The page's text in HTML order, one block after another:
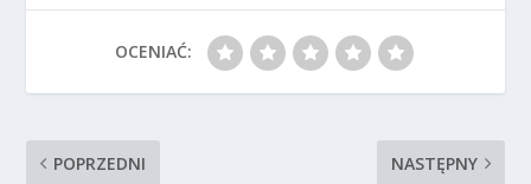
OCENIAĆ:
POPRZEDNI NASTĘPNY